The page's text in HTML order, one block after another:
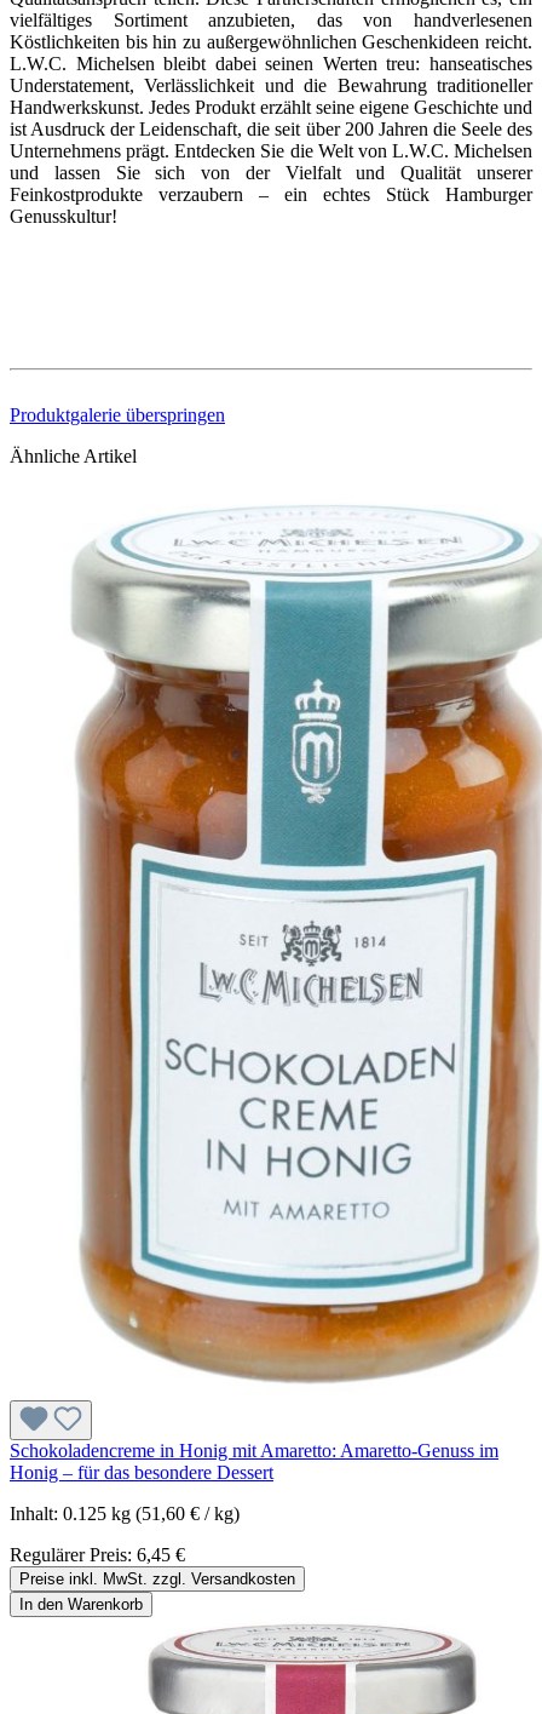
vielfältiges Sortiment anzubieten, das von handverlesenen
Köstlichkeiten bis hin zu außergewöhnlichen Geschenkideen reicht.
L.W.C. Michelsen bleibt dabei seinen Werten treu: hanseatisches
Understatement, Verlässlichkeit und die Bewahrung traditioneller
Handwerkskunst. Jedes Produkt erzählt seine eigene Geschichte und
ist Ausdruck der Leidenschaft, die seit über 200 Jahren die Seele des
Unternehmens prägt. Entdecken Sie die Welt von L.W.C. Michelsen
und lassen Sie sich von der Vielfalt und Qualität unserer
Feinkostprodukte verzaubern – ein echtes Stück Hamburger
Genusskultur!
Produktgalerie überspringen
Ähnliche Artikel
Schokoladencreme in Honig mit Amaretto: Amaretto-Genuss im
Honig – für das besondere Dessert
Inhalt: 0.125 kg (51,60 € / kg)
Regulärer Preis: 6,45 €
Preise inkl. MwSt. zzgl. Versandkosten
In den Warenkorb